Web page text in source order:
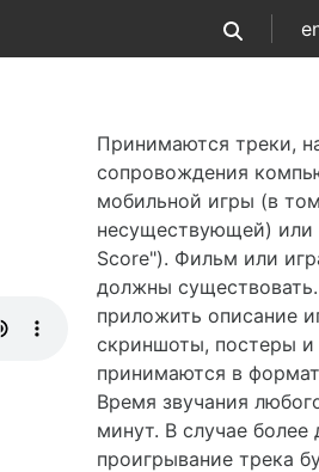
Принимаются треки,
сопровождения
мобильной игры (в
несуществующей) или
Score"). Фильм или
должны
приложить описание
скриншоты, постеры
принимаются в
Время звучания
минут. В случае
проигрывание трека